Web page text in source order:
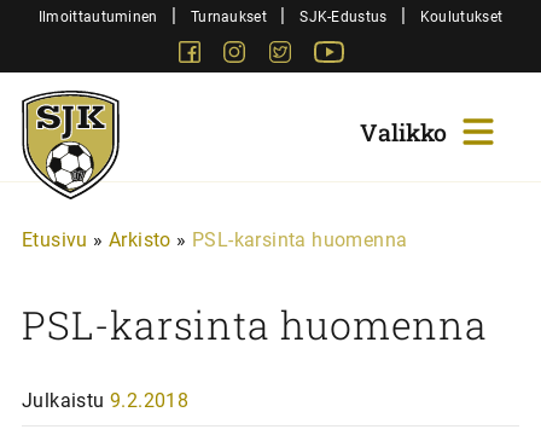
SiirryIlmoittautuminen | Turnaukset | SJK-Edustus | Koulutukset
FacebookInstagram
Twitter
Sjk-
Juniorit
Etusivu » Arkisto » PSL-karsinta huomenna
PSL-karsinta huomenna
Julkaistu 9.2.2018